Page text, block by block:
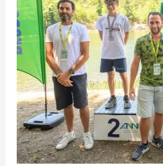
fluvialistas
vencedores
na
Queimadela